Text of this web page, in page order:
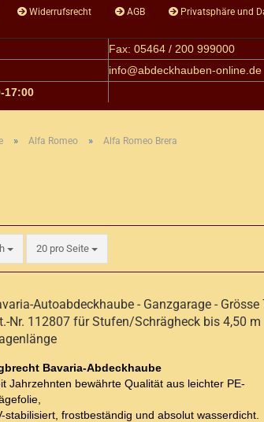
Widerrufsrecht AGB Privatsphäre und
Fax: 05464 / 200 999000
info@abdeckhauben-online.de
17:00
» Alfa Romeo » Alfa Romeo Brera
20 pro Seite
pro Seite
Autoabdeckhaube - Ganzgarage - Grösse
Nr. 112807 für Stufen/Schrägheck bis 4,50 m
Bavaria-Abdeckhaube
Jahrzehnten bewährte Qualität aus leichter PE-
stabilisiert, frostbeständig und absolut wasserdicht.